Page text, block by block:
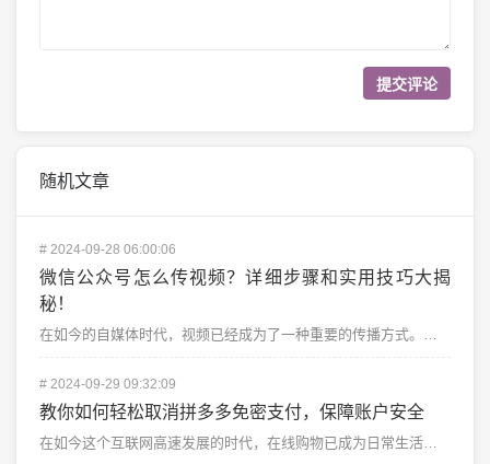
随机文章
# 2024-09-28 06:00:06
微信公众号怎么传视频？详细步骤和实用技巧大揭
秘！
# 2024-09-29 09:32:09
教你如何轻松取消拼多多免密支付，保障账户安全
在如今这个互联网高速发展的时代，在线购物已成为日常生活的重要组成部分。拼多多作为一款热门的购物APP...